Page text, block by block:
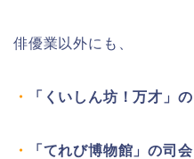
俳優業以外にも、
・ 「くいしん坊！万才」
・ 「てれび博物館」の司